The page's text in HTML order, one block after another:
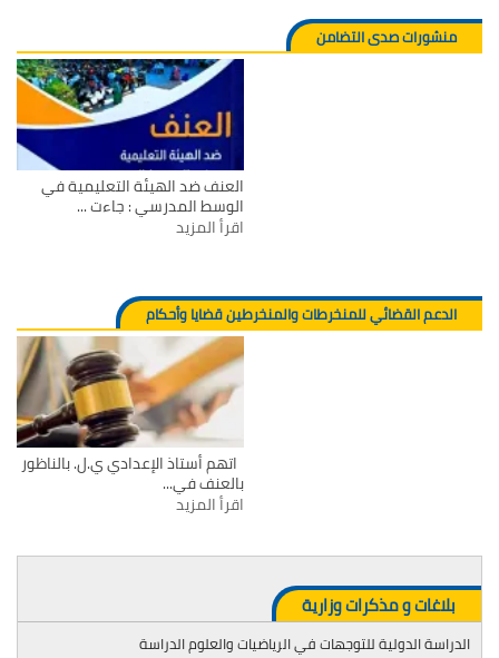
منشورات صدى التضامن
العنف ضد الهيئة التعليمية في
الوسط المدرسي : جاءت ...
اقرأ المزيد
الدعم القضائي للمنخرطات والمنخرطين قضايا وأحكام
اتهم أستاذ الإعدادي ي.ل. بالناظور
بالعنف في...
اقرأ المزيد
بلاغات و مذكرات وزارية
الدراسة الدولية للتوجهات في الرياضيات والعلوم الدراسة